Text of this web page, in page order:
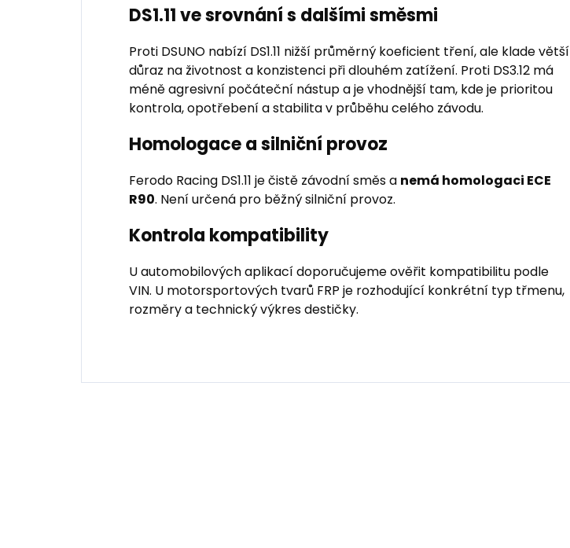
DS1.11 ve srovnání s dalšími směsmi
Proti DSUNO nabízí DS1.11 nižší průměrný koeficient tření, ale klade větší
důraz na životnost a konzistenci při dlouhém zatížení. Proti DS3.12 má
méně agresivní počáteční nástup a je vhodnější tam, kde je prioritou
kontrola, opotřebení a stabilita v průběhu celého závodu.
Homologace a silniční provoz
Ferodo Racing DS1.11 je čistě závodní směs a nemá homologaci ECE
R90. Není určená pro běžný silniční provoz.
Kontrola kompatibility
U automobilových aplikací doporučujeme ověřit kompatibilitu podle
VIN. U motorsportových tvarů FRP je rozhodující konkrétní typ třmenu,
rozměry a technický výkres destičky.